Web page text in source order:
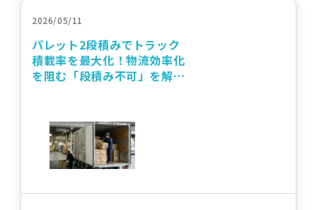
2026/05/11
パレット2段積みでトラック
積載率を最大化！物流効率化
を阻む「段積み不可」を解消